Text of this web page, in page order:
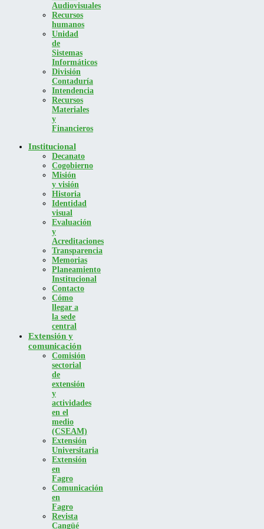
Audiovisuales
Recursos
humanos
Unidad
de
Sistemas
Informáticos
División
Contaduría
Intendencia
Recursos
Materiales
y
Financieros
Institucional
Decanato
Cogobierno
Misión
y visión
Historia
Identidad
visual
Evaluación
y
Acreditaciones
Transparencia
Memorias
Planeamiento
Institucional
Contacto
Cómo
llegar a
la sede
central
Extensión y
comunicación
Comisión
sectorial
de
extensión
y
actividades
en el
medio
(CSEAM)
Extensión
Universitaria
Extensión
en
Fagro
Comunicación
en
Fagro
Revista
Cangüé